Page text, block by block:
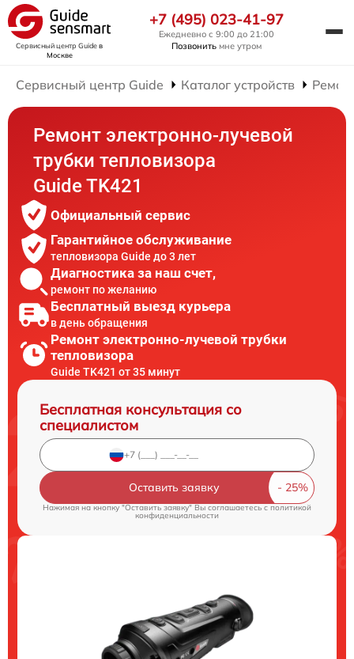
Сервисный центр Guideв
Москве
+7 (495) 023-41-97
Ежедневно с 9:00 до 21:00
Позвонить мне утром
Сервисный центр Guide Каталог устройств
Ремонт электронно-лучевой
трубки тепловизора
Guide TK421
Официальный сервис
Гарантийное обслуживание
тепловизора Guide до 3 лет
Диагностика за наш счет,
ремонт по желанию
Бесплатный выезд курьера
в день обращения
Ремонт электронно-лучевой трубки
тепловизора
Guide TK421 от 35 минут
Бесплатная консультация со
специалистом
Оставить заявку
Нажимая на кнопку "Оставить заявку" Вы соглашаетесь cполитикой
конфиденциальности